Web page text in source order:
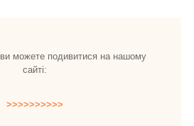
можете подивитися на нашому
сайті:
>>>>>>>>>>